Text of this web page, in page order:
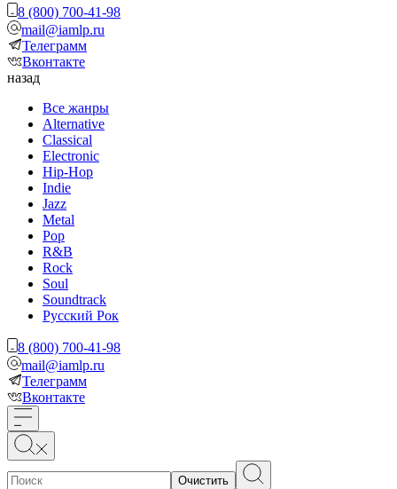
8 (800) 700-41-98
mail@iamlp.ru
Телеграмм
Вконтакте
назад
Все жанры
Alternative
Classical
Electronic
Hip-Hop
Indie
Jazz
Metal
Pop
R&B
Rock
Soul
Soundtrack
Русский Рок
8 (800) 700-41-98
mail@iamlp.ru
Телеграмм
Вконтакте
Очистить